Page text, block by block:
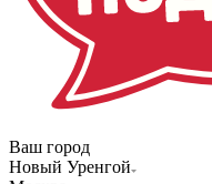
Ваш город
Новый Уренгой